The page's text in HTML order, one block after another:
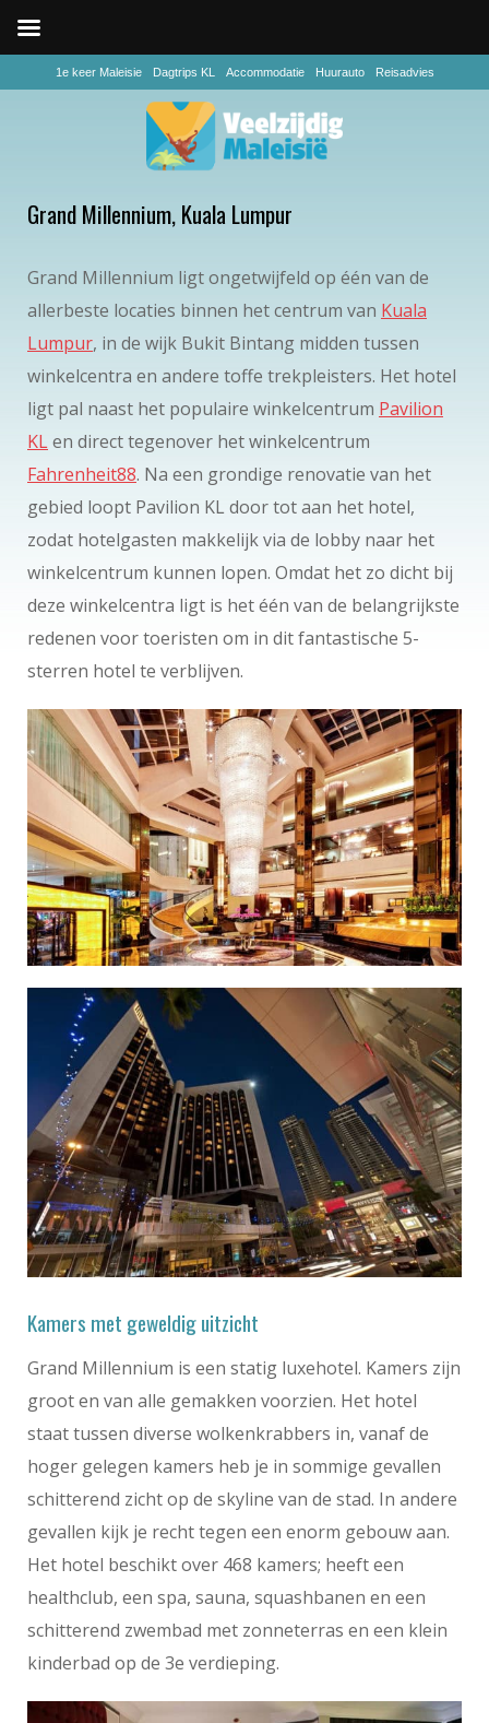
1e keer Maleisie Dagtrips KL Accommodatie Huurauto Reisadvies
Grand Millennium, Kuala Lumpur
Grand Millennium ligt ongetwijfeld op één van de
allerbeste locaties binnen het centrum van Kuala
Lumpur, in de wijk Bukit Bintang midden tussen
winkelcentra en andere toffe trekpleisters. Het hotel
ligt pal naast het populaire winkelcentrum Pavilion
KLen direct tegenover het winkelcentrum
Fahrenheit88. Na een grondige renovatie van het
gebied loopt Pavilion KL door tot aan het hotel,
zodat hotelgasten makkelijk via de lobby naar het
winkelcentrum kunnen lopen. Omdat het zo dicht bij
deze winkelcentra ligt is het één van de belangrijkste
redenen voor toeristen om in dit fantastische 5-
sterren hotel te verblijven.
Kamers met geweldig uitzicht
Grand Millennium is een statig luxehotel. Kamers zijn
groot en van alle gemakken voorzien. Het hotel
staat tussen diverse wolkenkrabbers in, vanaf de
hoger gelegen kamers heb je in sommige gevallen
schitterend zicht op de skyline van de stad. In andere
gevallen kijk je recht tegen een enorm gebouw aan.
Het hotel beschikt over 468 kamers; heeft een
healthclub, een spa, sauna, squashbanen en een
schitterend zwembad met zonneterras en een klein
kinderbad op de 3e verdieping.